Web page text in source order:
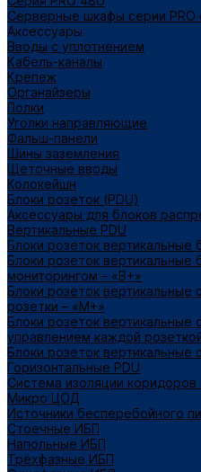
Серверные шкафы серии PRO
Аксессуары
Вводы с уплотнением
Кабель-каналы
Крепеж
Органайзеры
Полки
Уголки направляющие
Фальш-панели
Шины заземления
Щеточные вводы
Колокейшн
Блоки розеток (PDU)
Аксессуары для блоков
Вертикальные PDU
Блоки розеток вертикальные
Блоки розеток вертикальные
мониторингом – «В+»
Блоки розеток вертикальные
розетки – «М+»
Блоки розеток вертикальные
управлением каждой
Блоки розеток
Горизонтальные PDU
Система изоляции
Микро ЦОД
Источники бесперебойного
Стоечные ИБП
Напольные ИБП
Трёхфазные ИБП